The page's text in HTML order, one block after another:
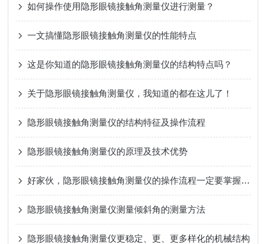
如何操作使用隐形眼镜接触角测量仪进行测量？
一文搞懂隐形眼镜接触角测量仪的性能特点
这是你知道的隐形眼镜接触角测量仪的结构特点吗？
关于隐形眼镜接触角测量仪，我知道的都在这儿了！
隐形眼镜接触角测量仪的结构特征及操作流程
隐形眼镜接触角测量仪的原理及技术优势
好家伙，隐形眼镜接触角测量仪的操作流程一定要掌握详细呢
隐形眼镜接触角测量仪测量倾斜角的测量方法
隐形眼镜接触角测量仪更稳定、更、更多样化的机械结构